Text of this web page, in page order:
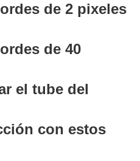
de 2 pixeles
de 40
el tube del
con estos